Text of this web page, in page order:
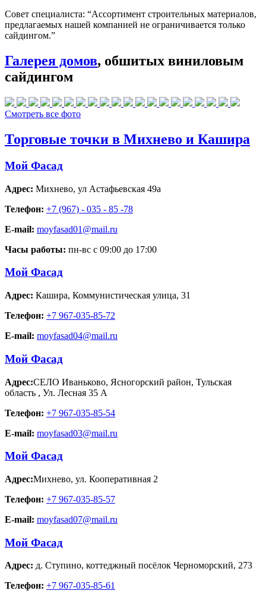
Совет специалиста: “Ассортимент строительных материалов,
предлагаемых нашей компанией не ограничивается только
сайдингом.”
Галерея домов, обшитых виниловым
сайдингом
Смотреть все фото
Торговые точки в Михнево и Кашира
Мой Фасад
Адрес: Михнево, ул Астафьевская 49а
Телефон: +7 (967) - 035 - 85 -78
E-mail: moyfasad01@mail.ru
Часы работы: пн-вс с 09:00 до 17:00
Мой Фасад
Адрес: Кашира, Коммунистическая улица, 31
Телефон: +7 967-035-85-72
E-mail: moyfasad04@mail.ru
Мой Фасад
Адрес:СЕЛО Иваньково, Ясногорский район, Тульская
область , Ул. Лесная 35 А
Телефон: +7 967-035-85-54
E-mail: moyfasad03@mail.ru
Мой Фасад
Адрес:Михнево, ул. Кооперативная 2
Телефон: +7 967-035-85-57
E-mail: moyfasad07@mail.ru
Мой Фасад
Адрес: д. Ступино, коттеджный посёлок Черноморский, 273
Телефон: +7 967-035-85-61